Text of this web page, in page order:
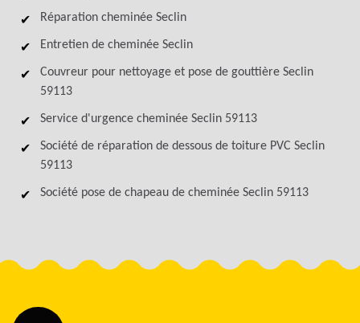
Réparation cheminée Seclin
Entretien de cheminée Seclin
Couvreur pour nettoyage et pose de gouttière Seclin
59113
Service d'urgence cheminée Seclin 59113
Société de réparation de dessous de toiture PVC Seclin
59113
Société pose de chapeau de cheminée Seclin 59113